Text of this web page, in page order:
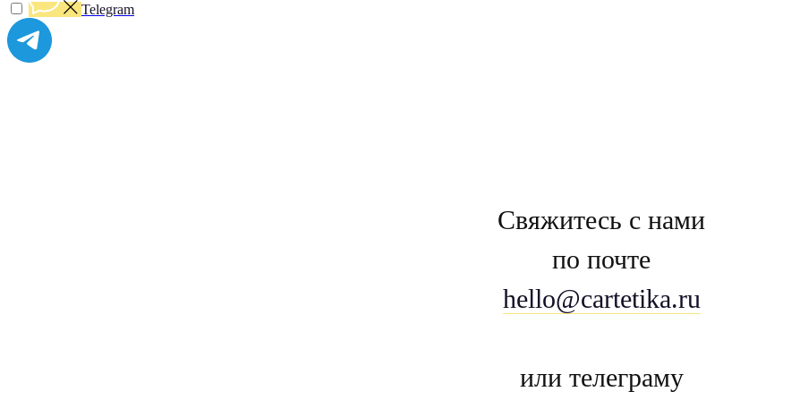
Telegram
Свяжитесь с нами
по почте
hello@cartetika.ru
или телеграму